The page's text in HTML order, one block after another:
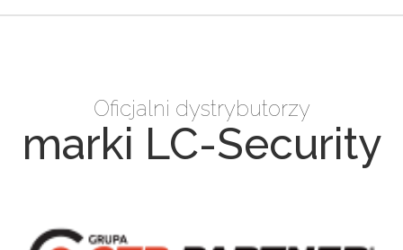
Oficjalni dystrybutorzy
marki LC-Security